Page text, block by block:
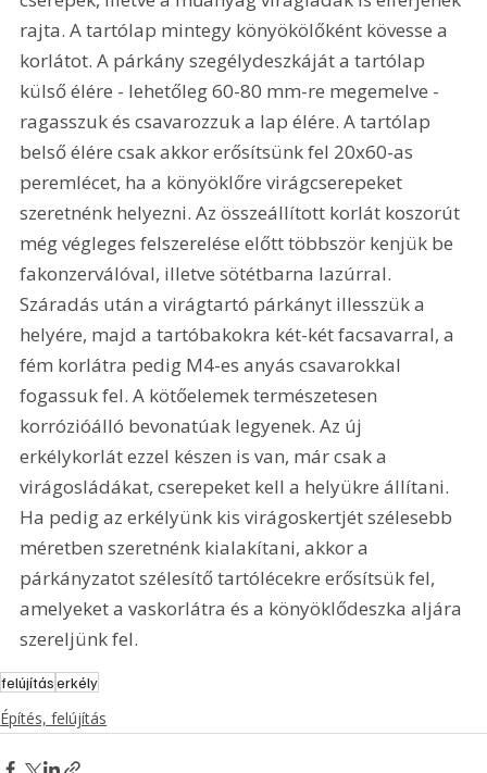
rajta. A tartólap mintegy könyökölőként kövesse a
korlátot. A párkány szegélydeszkáját a tartólap
külső élére - lehetőleg 60-80 mm-re megemelve -
ragasszuk és csavarozzuk a lap élére. A tartólap
belső élére csak akkor erősítsünk fel 20x60-as
peremlécet, ha a könyöklőre virágcserepeket
szeretnénk helyezni. Az összeállított korlát koszorút
még végleges felszerelése előtt többször kenjük be
fakonzerválóval, illetve sötétbarna lazúrral.
Száradás után a virágtartó párkányt illesszük a
helyére, majd a tartóbakokra két-két facsavarral, a
fém korlátra pedig M4-es anyás csavarokkal
fogassuk fel. A kötőelemek természetesen
korrózióálló bevonatúak legyenek. Az új
erkélykorlát ezzel készen is van, már csak a
virágosládákat, cserepeket kell a helyükre állítani.
Ha pedig az erkélyünk kis virágoskertjét szélesebb
méretben szeretnénk kialakítani, akkor a
párkányzatot szélesítő tartólécekre erősítsük fel,
amelyeket a vaskorlátra és a könyöklődeszka aljára
szereljünk fel.
felújításerkély
Építés, felújítás